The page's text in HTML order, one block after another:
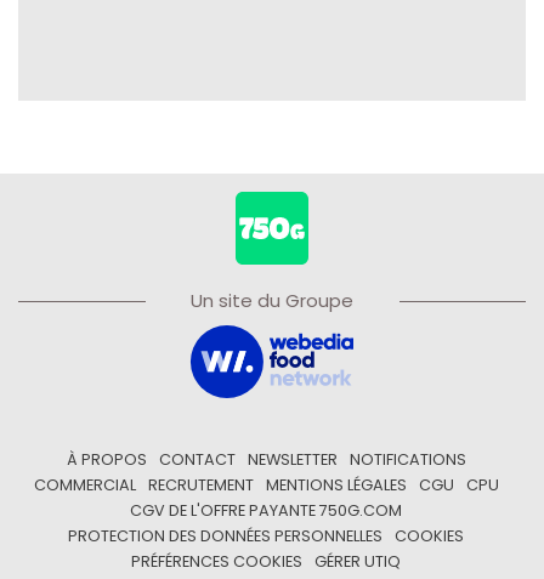
Un site du Groupe
À PROPOS CONTACT NEWSLETTER
NOTIFICATIONS
COMMERCIAL
RECRUTEMENT MENTIONS LÉGALES CGU
CPU
CGV DE L'OFFRE PAYANTE 750G.COM
PROTECTION DES DONNÉES PERSONNELLES
COOKIES
PRÉFÉRENCES COOKIES
GÉRER UTIQ